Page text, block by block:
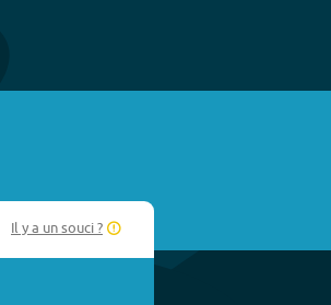
Il y a un souci ?